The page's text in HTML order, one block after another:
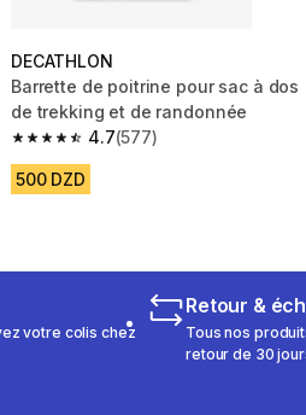
DECATHLON
Barrette de poitrine pour sac à dos
de trekking et de randonnée
4.7
4.7 out of 5 stars from 577 reviews
(577)
500 DZD
votre colis chez
Retour &
Tous nos
retour de 30